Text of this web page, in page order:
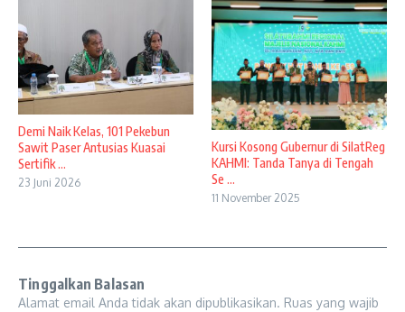
Demi Naik Kelas, 101 Pekebun
Sawit Paser Antusias Kuasai
Sertifik ...
23 Juni 2026
Kursi Kosong Gubernur di SilatReg
KAHMI: Tanda Tanya di Tengah
Se ...
11 November 2025
Tinggalkan Balasan
Alamat email Anda tidak akan dipublikasikan. Ruas yang wajib